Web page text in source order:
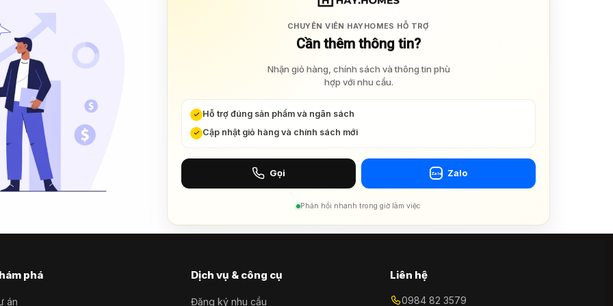
CHUYÊN VIÊN HAYHOMES HỖ TRỢ
Cần thêm thông tin?
Nhận giỏ hàng, chính sách và thông tin phù
hợp với nhu cầu.
Hỗ trợ đúng sản phẩm và ngân sách
Cập nhật giỏ hàng và chính sách mới
Gọi Zalo Zalo
Phản hồi nhanh trong giờ làm việc
phá
án
Dịch vụ & công cụ
Đăng ký nhu cầu
Liên hệ
0984 82 3579